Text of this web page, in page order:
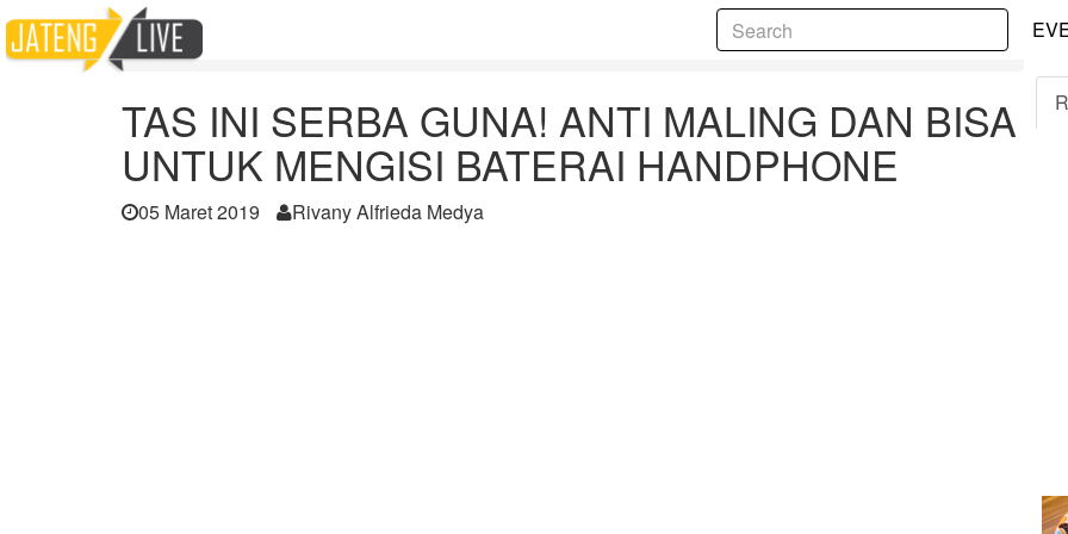
Home
TAS INI SERBA GUNA! ANTI MALING DAN BISA UNTUK MENGISI BATERAI HANDPHONE
TAS INI SERBA GUNA! ANTI MALING DAN BISA
UNTUK MENGISI BATERAI HANDPHONE
05 Maret 2019 Rivany Alfrieda Medya